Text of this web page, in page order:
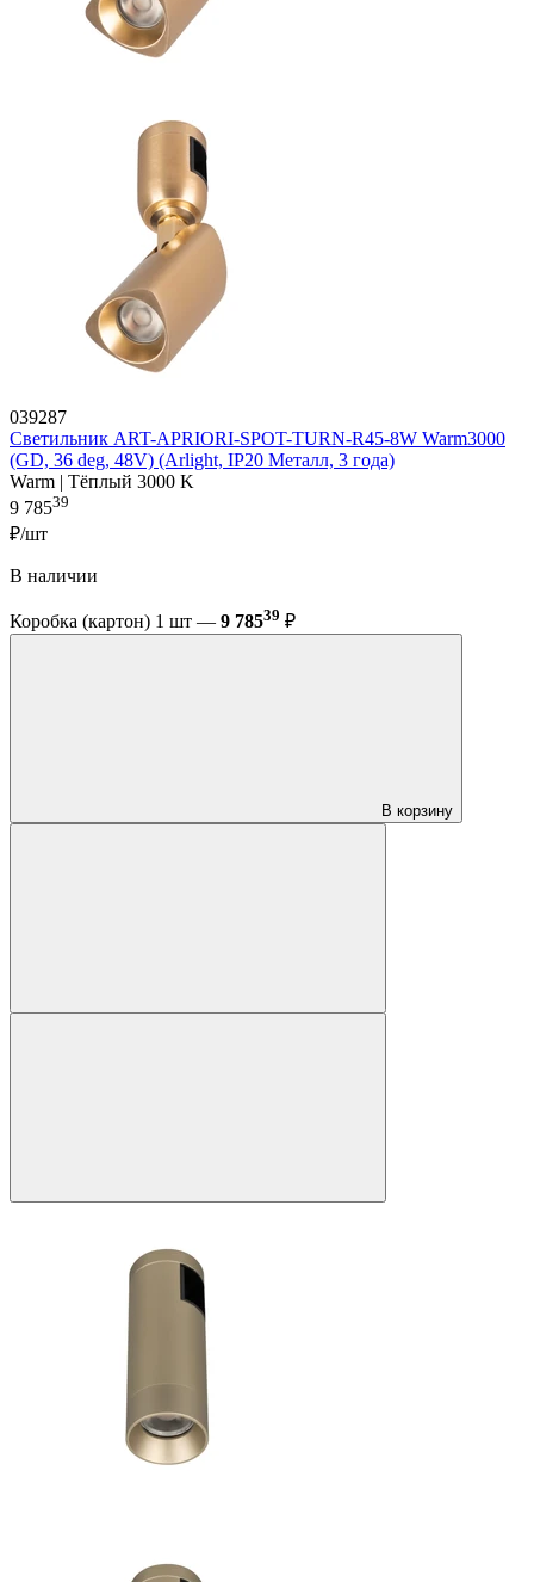
039287
Светильник ART-APRIORI-SPOT-TURN-R45-8W Warm3000
(GD, 36 deg, 48V) (Arlight, IP20 Металл, 3 года)
Warm | Тёплый 3000 K
9 78539
₽/шт
В наличии
Коробка (картон) 1 шт — 9 78539 ₽
В корзину